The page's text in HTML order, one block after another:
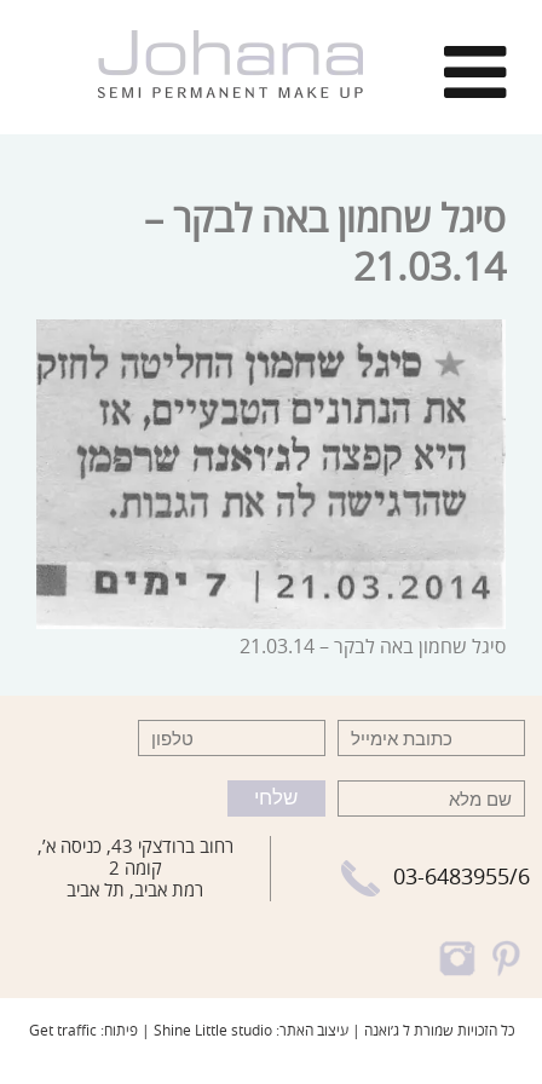
סיגל שחמון באה לבקר –
21.03.14
סיגל שחמון באה לבקר – 21.03.14
03-6483955/6
רחוב ברודצקי 43, כניסה א’,
קומה 2
רמת אביב, תל אביב
כל הזכויות שמורת ל ג׳ואנה | עיצוב האתר: Shine Little studio | פיתוח: Get traffic